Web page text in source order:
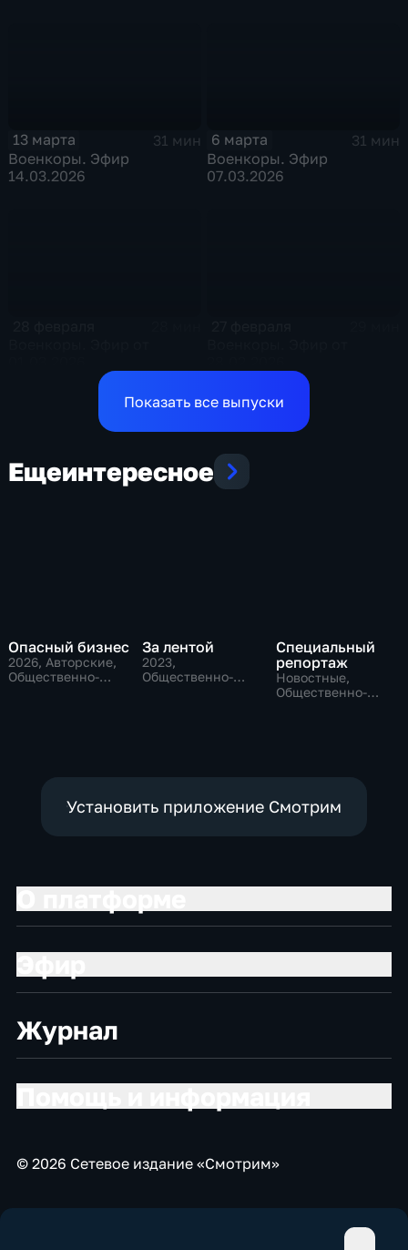
13 марта
31 мин
Военкоры. Эфир
14.03.2026
6 марта
31 мин
Военкоры. Эфир
07.03.2026
Показать все выпуски
Ещеинтересное
Опасный бизнес
2026, Авторские,
Общественно-
За лентой
2023,
Общественно-
Специальный
репортаж
Новостные,
Общественно-
Установить приложение Смотрим
Журнал
© 2026 Сетевое издание «Смотрим»